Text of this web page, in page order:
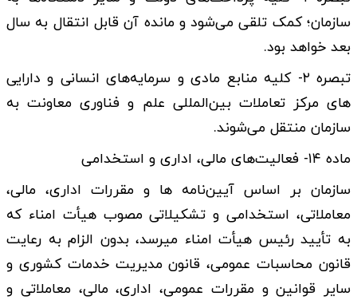
سازمان؛ کمک تلقی می‌شود و مانده آن قابل انتقال به سال
بعد خواهد بود.
تبصره ۲- کلیه منابع مادی و سرمایه‌های انسانی و دارایی­‌
های مرکز تعاملات بین‌­المللی علم و فناوری معاونت به
سازمان منتقل می‌شوند.
ماده ۱۴- فعالیت‌های مالی، اداری و استخدامی
سازمان بر اساس آیین­‌نامه‌ ها و مقررات اداری، مالی،
معاملاتی، استخدامی و تشکیلاتی مصوب هیأت امناء که
به تأیید رئیس هیأت امناء می­رسد، بدون الزام به رعایت
قانون محاسبات عمومی، قانون مدیریت خدمات کشوری و
سایر قوانین و مقررات عمومی، اداری، مالی، معاملاتی و